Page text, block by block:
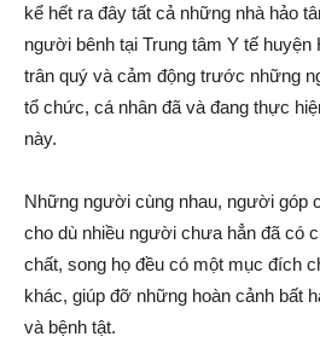
kể hết ra đây tất cả những nhà hảo
người bênh tại Trung tâm Y tế huyện
trân quý và cảm động trước những
tổ chức, cá nhân đã và đang thực
này.
Những người cùng nhau, người góp
cho dù nhiều người chưa hẳn đã có
chất, song họ đều có một mục đích
khác, giúp đỡ những hoàn cảnh bất
và bệnh tật.